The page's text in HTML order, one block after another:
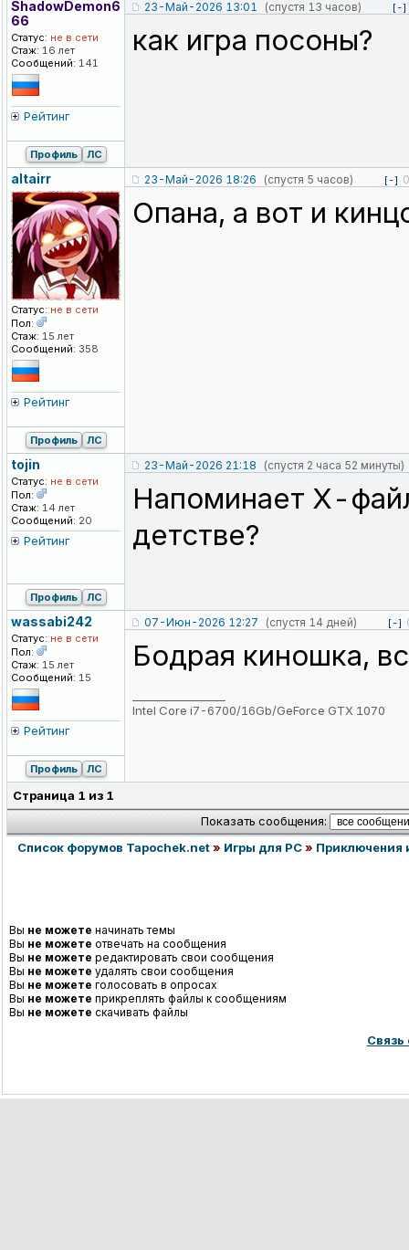
ShadowDemon6
66
Статус: не в сети
Стаж: 16 лет
Сообщений: 141
Рейтинг
23-Май-2026 13:01 (спустя 13 часов) [-]
как игра посоны?
Профиль ЛС
altairr
Статус: не в сети
Пол:
Стаж: 15 лет
Сообщений: 358
Рейтинг
23-Май-2026 18:26 (спустя 5 часов) [-] 0
Опана, а вот и
Профиль ЛС
tojin
Статус: не в сети
Пол:
Стаж: 14 лет
Сообщений: 20
Рейтинг
23-Май-2026 21:18 (спустя 2 часа 52 минуты)
Напоминает Х-
детстве?
Профиль ЛС
wassabi242
Статус: не в сети
Пол:
Стаж: 15 лет
Сообщений: 15
Рейтинг
07-Июн-2026 12:27 (спустя 14 дней) [-]
Бодрая киношка,
Intel Core i7-6700/16Gb/GeForce GTX 1070
Профиль ЛС
Страница 1 из 1
Показать сообщения:
Список форумов Tapochek.net» Игры для PC» Приключения
Вы не можете начинать темы
Вы не можете отвечать на сообщения
Вы не можете редактировать свои сообщения
Вы не можете удалять свои сообщения
Вы не можете голосовать в опросах
Вы не можете прикреплять файлы к сообщениям
Вы не можете скачивать файлы